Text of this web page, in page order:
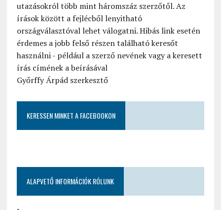
utazásokról több mint háromszáz szerzőtől. Az
írások között a fejlécből lenyitható
országválasztóval lehet válogatni. Hibás link esetén
érdemes a jobb felső részen található keresőt
használni - például a szerző nevének vagy a keresett
írás címének a beírásával
Győrffy Árpád szerkesztő
KERESSEN MINKET A FACEBOOKON
ALAPVETŐ INFORMÁCIÓK RÓLUNK